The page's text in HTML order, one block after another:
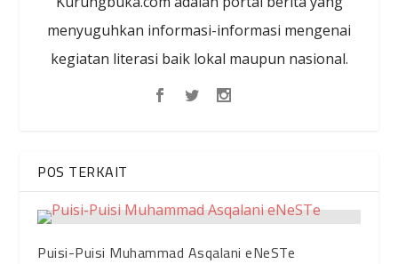
menyuguhkan informasi-informasi mengenai
kegiatan literasi baik lokal maupun nasional.
POS TERKAIT
Puisi-Puisi Muhammad Asqalani eNeSTe